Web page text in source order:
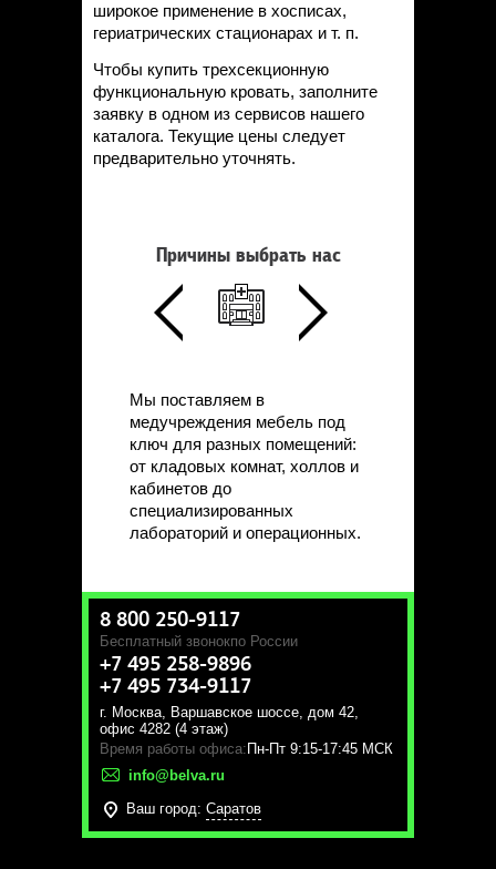
широкое применение в хосписах,
гериатрических стационарах и т. п.
Чтобы купить трехсекционную
функциональную кровать, заполните
заявку в одном из сервисов нашего
каталога. Текущие цены следует
предварительно уточнять.
Причины выбрать нас
Мы поставляем в
медучреждения мебель под
ключ для разных помещений:
от кладовых комнат, холлов и
кабинетов до
специализированных
лабораторий и операционных.
8 800 250-9117
Бесплатный звонокпо России
+7 495 258-9896
+7 495 734-9117
г. Москва, Варшавское шоссе, дом 42,
офис 4282 (4 этаж)
Время работы офиса: Пн-Пт 9:15-17:45 МСК
info@belva.ru
Ваш город: Саратов